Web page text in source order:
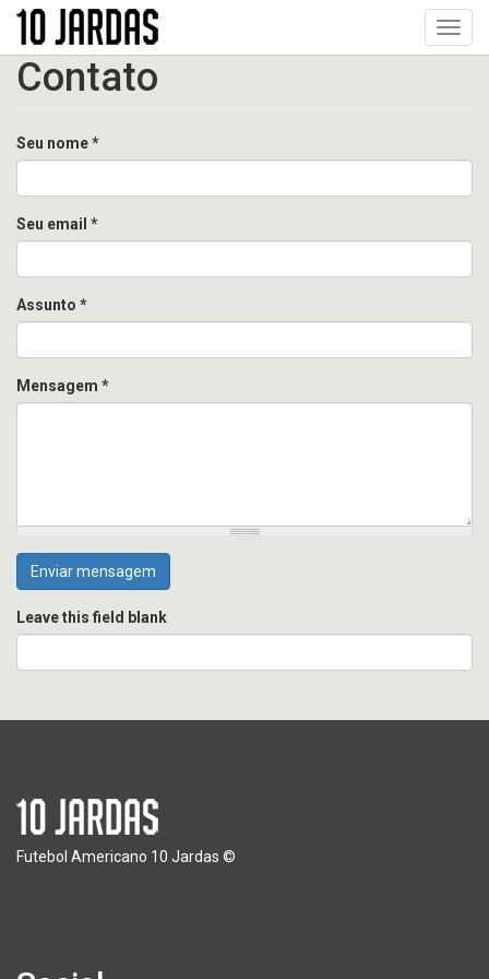
Pular
o
conteúdo
Contato
Seu nome*
Seu email *
Assunto *
Mensagem *
Enviar mensagem
Leave this field blank
Futebol Americano 10 Jardas ©